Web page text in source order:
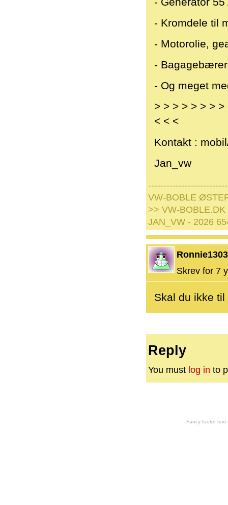
- Kromdele til
- Motorolie,
-
- Og meget
> > > > > > >
< < <
Kontakt :
Jan_vw
VW-BOBLE
>> VW-
JAN_VW - 2026
Ronnie1303
Skrev for 7
Skal du ikke
Reply
You must log in to
Fancy footer